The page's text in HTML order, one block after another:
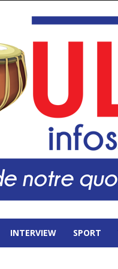
INTERVIEW SPORT